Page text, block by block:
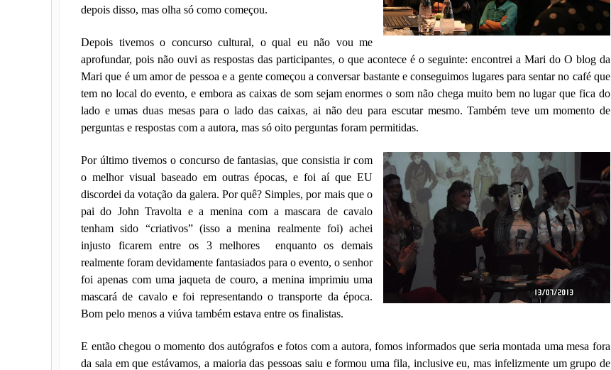
depois disso, mas olha só como começou.
Depois tivemos o concurso cultural, o qual eu não vou me
aprofundar, pois não ouvi as respostas das participantes, o que acontece é o seguinte: encontrei a Mari do O blog da
Mari que é um amor de pessoa e a gente começou a conversar bastante e conseguimos lugares para sentar no café que
tem no local do evento, e embora as caixas de som sejam enormes o som não chega muito bem no lugar que fica do
lado e umas duas mesas para o lado das caixas, ai não deu para escutar mesmo. Também teve um momento de
perguntas e respostas com a autora, mas só oito perguntas foram permitidas.
Por último tivemos o concurso de fantasias, que consistia ir com
o melhor visual baseado em outras épocas, e foi aí que EU
discordei da votação da galera. Por quê? Simples, por mais que o
pai do John Travolta e a menina com a mascara de cavalo
tenham sido “criativos” (isso a menina realmente foi) achei
injusto ficarem entre os 3 melhores
enquanto os demais
realmente foram devidamente fantasiados para o evento, o senhor
foi apenas com uma jaqueta de couro, a menina imprimiu uma
mascará de cavalo e foi representando o transporte da época.
Bom pelo menos a viúva também estava entre os finalistas.
E então chegou o momento dos autógrafos e fotos com a autora, fomos informados que seria montada uma mesa fora
da sala em que estávamos, a maioria das pessoas saiu e formou uma fila, inclusive eu, mas infelizmente um grupo de